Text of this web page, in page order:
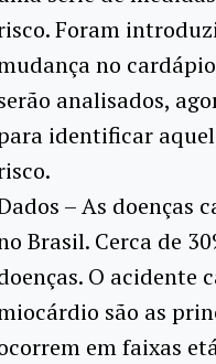
Foram
no
analisados,
identificar
– As doenças
Brasil. Cerca de
O acidente
são as
em faixas